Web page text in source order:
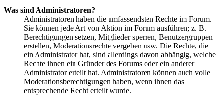
Was sind Administratoren?
Administratoren haben die umfassendsten Rechte im Forum.
Sie können jede Art von Aktion im Forum ausführen; z. B.
Berechtigungen setzen, Mitglieder sperren, Benutzergruppen
erstellen, Moderationsrechte vergeben usw. Die Rechte, die
ein Administrator hat, sind allerdings davon abhängig, welche
Rechte ihnen ein Gründer des Forums oder ein anderer
Administrator erteilt hat. Administratoren können auch volle
Moderationsberechtigungen haben, wenn ihnen das
entsprechende Recht erteilt wurde.